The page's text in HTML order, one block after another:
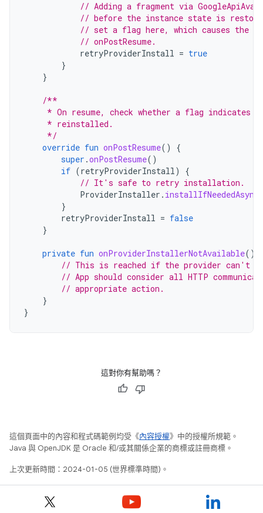
// Adding a fragment via
// before the instance state is
// set a flag here, which causes the
// onPostResume.
retryProviderInstall = true
}
}
/**
* On resume, check whether a flag indicates
     * reinstalled.
     */
override fun onPostResume()
{
super .onPostResume()
if (retryProviderInstall)
{
// It's safe to retry installation.
ProviderInstaller . installIfNeededAsync
}
retryProviderInstall = false
}
private fun onProviderInstallerNotAvailable()
// This is reached if the provider can't be
// App should consider all HTTP
// appropriate action.
}
}
這對你有幫助嗎？
這個頁面中的內容和程式碼範例均受《內容授權》中的授權所規範。
Java 與 OpenJDK 是 Oracle 和/或其關係企業的商標或註冊商標。
上次更新時間：2024-01-05 (世界標準時間)。